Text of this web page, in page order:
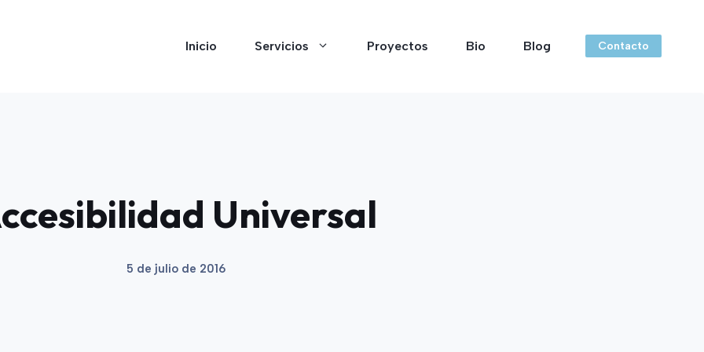
Inicio Servicios Proyectos Bio Blog Contacto
Universal
5 de julio de 2016